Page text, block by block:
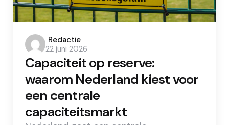
Posted
by
Redactie
22 juni 2026
Capaciteit op reserve:
waarom Nederland kiest voor
een centrale
capaciteitsmarkt